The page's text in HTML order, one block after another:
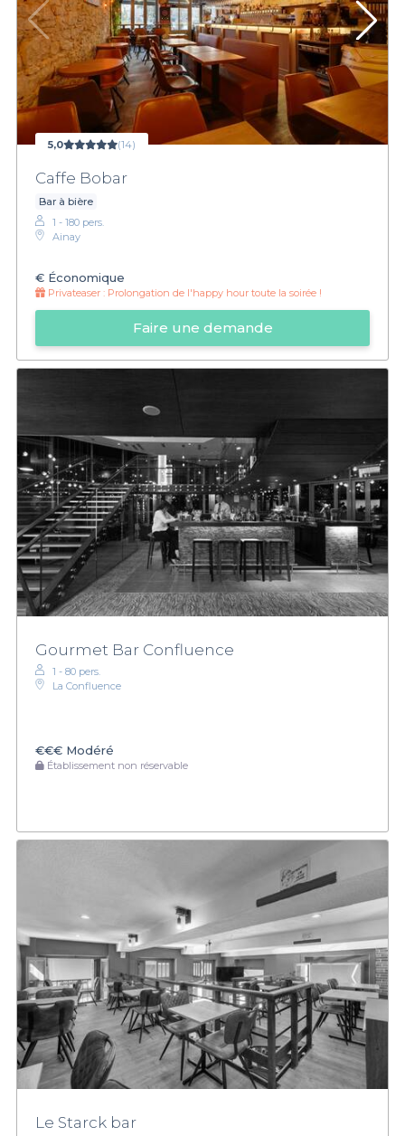
5,0 (14)
Caffe Bobar
Bar à bière
1 - 180 pers.
Ainay
€ Économique
Privateaser : Prolongation de l'happy hour toute la soirée !
Faire une demande
Gourmet Bar Confluence
1 - 80 pers.
La Confluence
€€€ Modéré
Établissement non réservable
Le Starck bar